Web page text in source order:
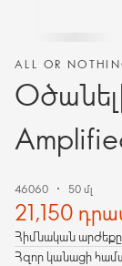
ALL OR
46060 50 մլ
21,150
Հիմնական
Հզոր կանացի